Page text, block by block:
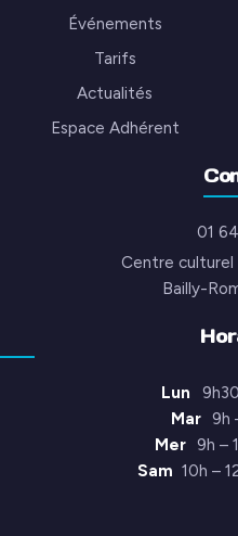
Événements
Tarifs
Actualités
Espace Adhérent
01
Centre culturel
Bailly-
Lun
Mar 9h
Mer 9h –
Sam 10h –